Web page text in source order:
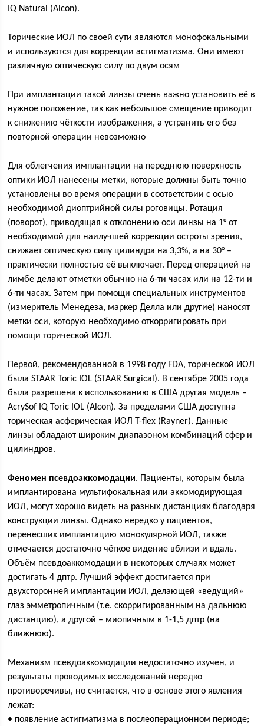
IQ Natural (Alcon).
Торические ИОЛ по своей сути являются монофокальными
и используются для коррекции астигматизма. Они имеют
различную оптическую силу по двум осям
При имплантации такой линзы очень важно установить её в
нужное положение, так как небольшое смещение приводит
к снижению чёткости изображения, а устранить его без
повторной операции невозможно
Для облегчения имплантации на переднюю поверхность
оптики ИОЛ нанесены метки, которые должны быть точно
установлены во время операции в соответствии с осью
необходимой диоптрийной силы роговицы. Ротация
(поворот), приводящая к отклонению оси линзы на 1° от
необходимой для наилучшей коррекции остроты зрения,
снижает оптическую силу цилиндра на 3,3%, а на 30° –
практически полностью её выключает. Перед операцией на
лимбе делают отметки обычно на 6-ти часах или на 12-ти и
6-ти часах. Затем при помощи специальных инструментов
(измеритель Менедеза, маркер Делла или другие) наносят
метки оси, которую необходимо откорригировать при
помощи торической ИОЛ.
Первой, рекомендованной в 1998 году FDA, торической ИОЛ
была STAAR Toric IOL (STAAR Surgical). В сентябре 2005 года
была разрешена к использованию в США другая модель –
AcrySof IQ Toric IOL (Alcon). За пределами США доступна
торическая асферическая ИОЛ T-flex (Rayner). Данные
линзы обладают широким диапазоном комбинаций сфер и
цилиндров.
Феномен псевдоаккомодации. Пациенты, которым была
имплантирована мультифокальная или аккомодирующая
ИОЛ, могут хорошо видеть на разных дистанциях благодаря
конструкции линзы. Однако нередко у пациентов,
перенесших имплантацию монокулярной ИОЛ, также
отмечается достаточно чёткое видение вблизи и вдаль.
Объём псевдоаккомодации в некоторых случаях может
достигать 4 дптр. Лучший эффект достигается при
двухсторонней имплантации ИОЛ, делающей «ведущий»
глаз эмметропичным (т.е. скорригированным на дальнюю
дистанцию), а другой – миопичным в 1-1,5 дптр (на
ближнюю).
Механизм псевдоаккомодации недостаточно изучен, и
результаты проводимых исследований нередко
противоречивы, но считается, что в основе этого явления
лежат:
• появление астигматизма в послеоперационном периоде;